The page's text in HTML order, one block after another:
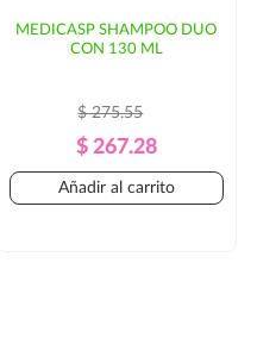
MEDICASP SHAMPOO DUO
CON 130 ML
Precio
Regular
$ 275.55
Precio
$ 267.28
Añadir al carrito